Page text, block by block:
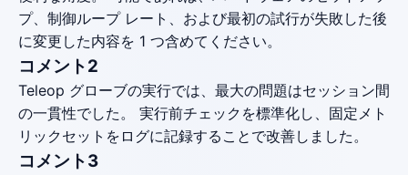
プ、制御ループ レート、および最初の試行が失敗した後
に変更した内容を 1 つ含めてください。
コメント2
Teleop グローブの実行では、最大の問題はセッション間
の一貫性でした。 実行前チェックを標準化し、固定メト
リックセットをログに記録することで改善しました。
コメント3